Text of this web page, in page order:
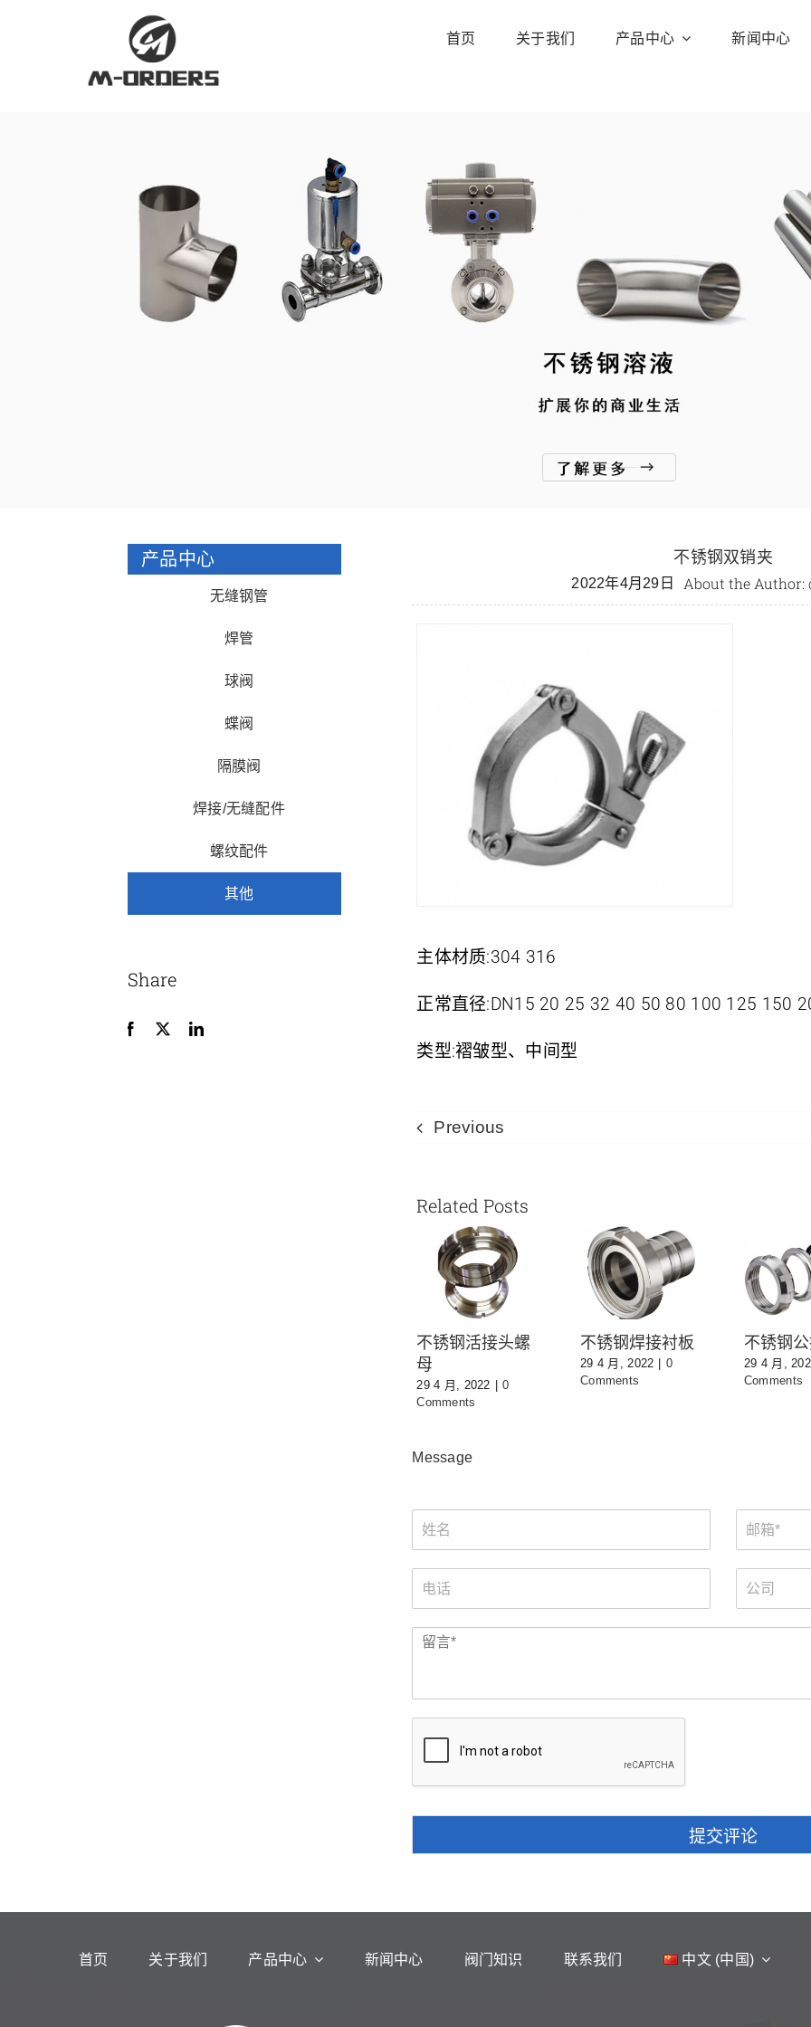
首页 关于我们 产品中心 新闻中心
产品中心
无缝钢管
焊管
球阀
蝶阀
隔膜阀
焊接/无缝配件
螺纹配件
其他
Share
不锈钢双销夹
2022年4月29日 About the Author:
主体材质:304 316
正常直径:DN15 20 25 32 40 50 80 100 125 150
类型:褶皱型、中间型
Previous
Related Posts
不锈钢活接头螺
母
29 4 月, 2022
0
Comments
不锈钢焊接衬板
29 4 月, 2022
0
Comments
不锈钢
29 4 月,
Comments
Message
提交评论
首页 关于我们 产品中心 新闻中心 阀门知识 联系我们 中文 (中国)